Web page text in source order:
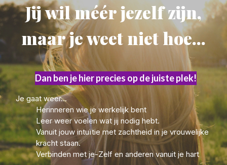
Jij wil méér jezelf zijn,
maar je weet niet hoe...
Dan ben je hier precies op de juiste plek!
Je gaat weer...
Herinneren wie je werkelijk bent
Leer weer voelen wat jij nodig hebt.
Vanuit jouw intuïtie met zachtheid in je vrouwelijke
kracht staan.
Verbinden met je-Zelf en anderen vanuit je hart